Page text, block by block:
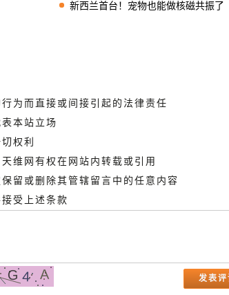
新西兰首台！宠物也能做核磁共振了
为而直接或间接引起的法律责任
本站立场
权利
维网有权在网站内转载或引用
留或删除其管辖留言中的任意内容
受上述条款